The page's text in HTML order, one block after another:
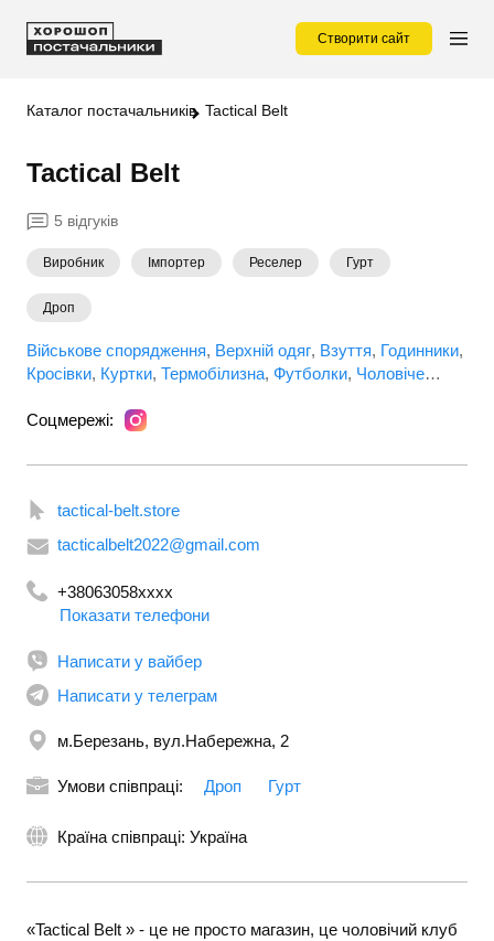
Створити сайт
Каталог постачальників Tactical Belt
Tactical Belt
5 відгуків
Виробник Імпортер Реселер Гурт
Дроп
Військове спорядження Верхній одяг Взуття Годинники
Кросівки Куртки Термобілизна Футболки Чоловіче
Соцмережі:
tactical-belt.store
tacticalbelt2022@gmail.com
+38063058xxxx
+380500503877
Показати телефони
Написати у вайбер
Написати у телеграм
м.Березань, вул.Набережна, 2
Умови співпраці: Дроп Гурт
Країна співпраці: Україна
«Tactical Belt » - це не просто магазин, це чоловічий клуб